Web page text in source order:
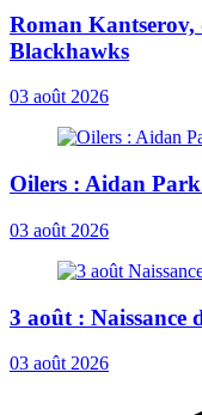
Roman
Blackhawks
03 août 2026
Oilers : Aidan Park
03 août 2026
3 août : Naissance
03 août 2026